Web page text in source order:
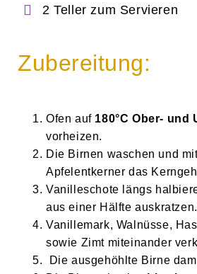
2 Teller zum Servieren
Zubereitung:
Ofen auf 180°C Ober- und
vorheizen.
Die Birnen waschen und
Apfelentkerner das
Vanilleschote längs
aus einer Hälfte auskratzen.
Vanillemark, Walnüsse,
sowie Zimt miteinander
Die ausgehöhlte Birne